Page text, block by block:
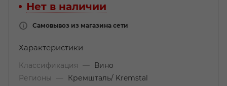
Нет в наличии
Самовывоз из магазина сети
Характеристики
Классификация —
Вино
Регионы
—
Кремшталь/ Kremstal